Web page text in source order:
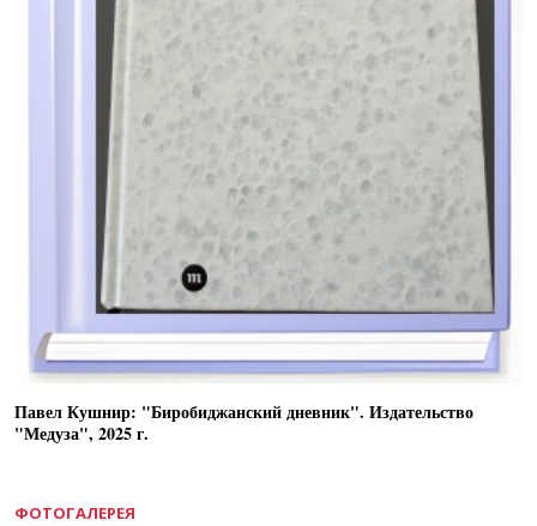
Павел Кушнир: "Биробиджанский дневник". Издательство
"Медуза", 2025 г.
ФОТОГАЛЕРЕЯ